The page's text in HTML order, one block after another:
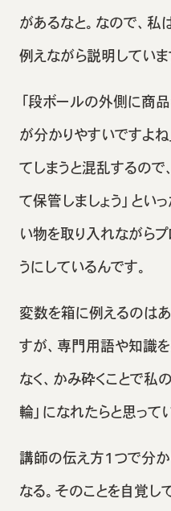
があるなと。なので、
例えながら説明していま
「段ボールの外側に商
が分かりやすいですよ
てしまうと混乱するの
て保管しましょう」とい
い物を取り入れながら
うにしているんです。
変数を箱に例えるのは
すが、専門用語や知識
なく、かみ砕くことで
輪」になれたらと思って
講師の伝え方1つで分か
なる。そのことを自覚し